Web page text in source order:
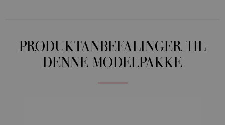
PRODUKTANBEFALINGER TIL
DENNE MODELPAKKE